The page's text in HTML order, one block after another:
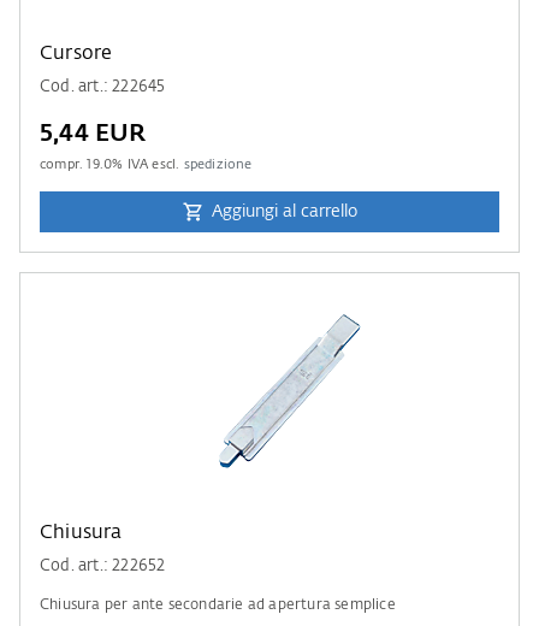
Cursore
Cod. art.: 222645
5,44 EUR
compr.19.0% IVA escl. spedizione
Aggiungi al carrello
Chiusura
Cod. art.: 222652
Chiusura per ante secondarie ad apertura semplice